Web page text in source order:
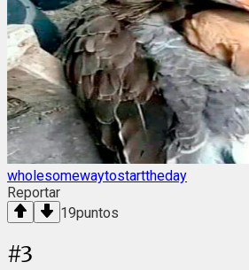
wholesomewaytostarttheday
Reportar
19puntos
#3